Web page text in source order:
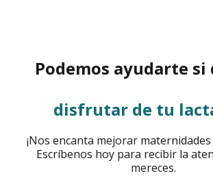
Podemos ayudarte si
disfrutar de tu
¡Nos encanta mejorar
Escríbenos hoy para recibir la
mereces.